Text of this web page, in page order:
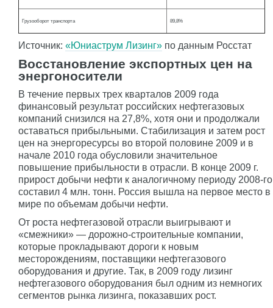
Грузооборот транспорта 89,8%
Источник: «Юниаструм Лизинг» по данным Росстат
Восстановление экспортных цен на
энергоносители
В течение первых трех кварталов 2009 года
финансовый результат российских нефтегазовых
компаний снизился на 27,8%, хотя они и продолжали
оставаться прибыльными. Стабилизация и затем рост
цен на энергоресурсы во второй половине 2009 и в
начале 2010 года обусловили значительное
повышение прибыльности в отрасли. В конце 2009 г.
прирост добычи нефти к аналогичному периоду 2008-го
составил 4 млн. тонн. Россия вышла на первое место в
мире по объемам добычи нефти.
От роста нефтегазовой отрасли выигрывают и
«смежники» — дорожно-строительные компании,
которые прокладывают дороги к новым
месторождениям, поставщики нефтегазового
оборудования и другие. Так, в 2009 году лизинг
нефтегазового оборудования был одним из немногих
сегментов рынка лизинга, показавших рост.